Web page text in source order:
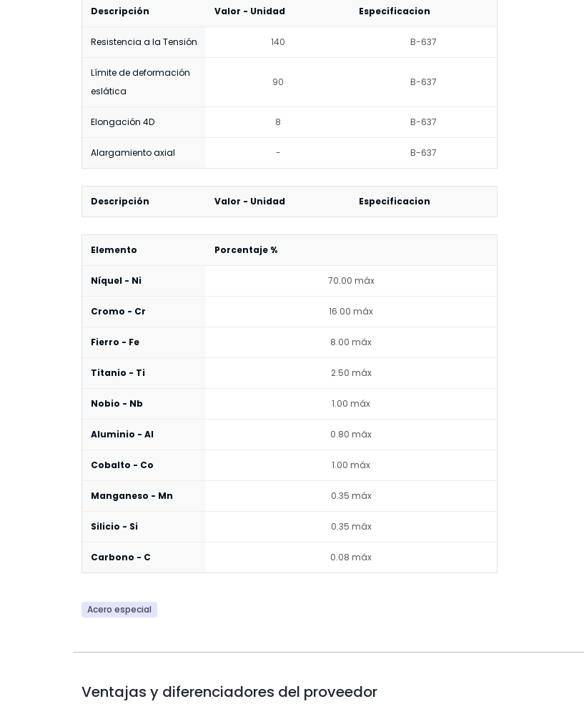
Descripción Valor - Unidad Especificacion
Resistencia a la Tensión 140 B-637
Límite de deformación
eslática
90 B-637
Elongación 4D 8 B-637
Alargamiento axial - B-637
Descripción Valor - Unidad Especificacion
Elemento Porcentaje %
Níquel - Ni 70.00 máx
Cromo - Cr 16.00 máx
Fierro - Fe 8.00 máx
Titanio - Ti 2.50 máx
Nobio - Nb 1.00 máx
Aluminio - Al 0.80 máx
Cobalto - Co 1.00 máx
Manganeso - Mn 0.35 máx
Silicio - Si 0.35 máx
Carbono - C 0.08 máx
Acero especial
Ventajas y diferenciadores del proveedor